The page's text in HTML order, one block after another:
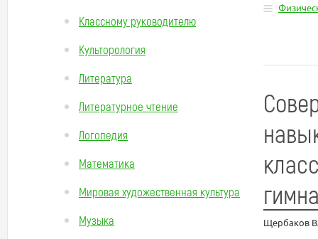
Классному руководителю
Культорология
Литература
Литературное чтение
Логопедия
Математика
Мировая художественная культура
Музыка
Щербаков